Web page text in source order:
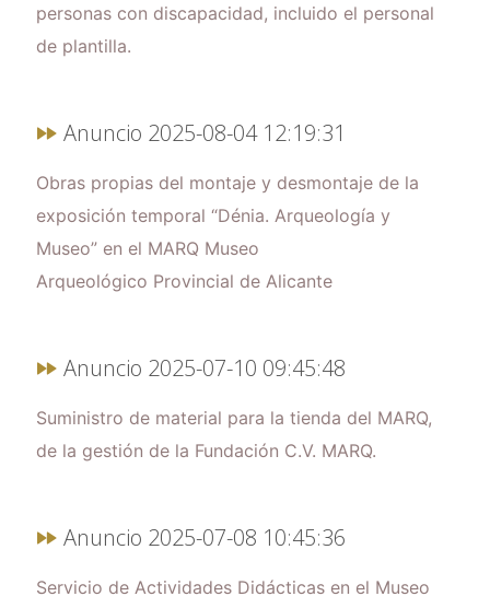
personas con discapacidad, incluido el personal
de plantilla.
Anuncio 2025-08-04 12:19:31
Obras propias del montaje y desmontaje de la
exposición temporal “Dénia. Arqueología y
Museo” en el MARQ Museo
Arqueológico Provincial de Alicante
Anuncio 2025-07-10 09:45:48
Suministro de material para la tienda del MARQ,
de la gestión de la Fundación C.V. MARQ.
Anuncio 2025-07-08 10:45:36
Servicio de Actividades Didácticas en el Museo